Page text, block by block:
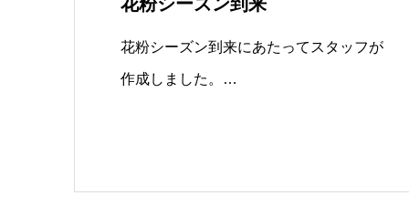
花粉シーズン到来にあたってスタッフが
作成しました。…